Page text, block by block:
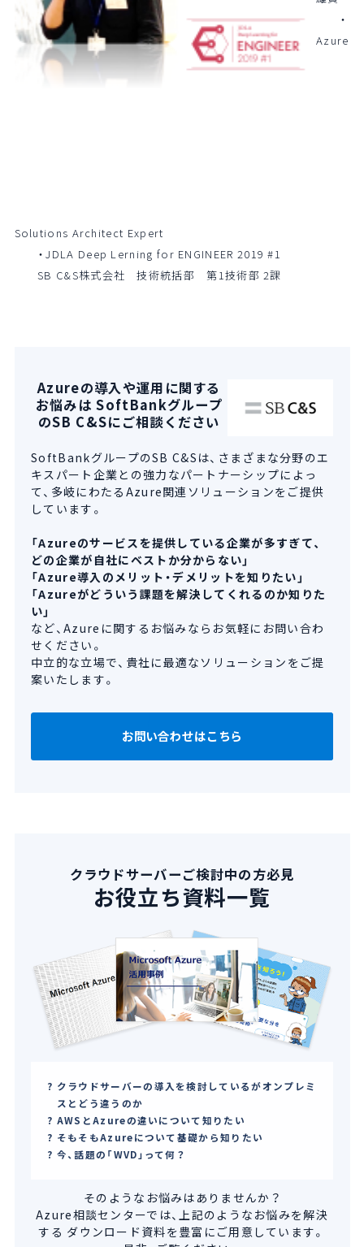
・
Azure
Solutions Architect Expert
・JDLA Deep Lerning for ENGINEER 2019 #1
SB C&S株式会社 技術統括部 第1技術部 2課
Azureの導入や運用に関する
お悩みは SoftBankグループ
のSB C&Sにご相談ください
SoftBankグループのSB C&Sは、さまざまな分野のエ
キスパート企業との強力なパートナーシップによっ
て、多岐にわたるAzure関連ソリューションをご提供
しています。
「Azureのサービスを提供している企業が多すぎて、
どの企業が自社にベストか分からない」
「Azure導入のメリット・デメリットを知りたい」
「Azureがどういう課題を解決してくれるのか知りた
い」
など、Azureに関するお悩みならお気軽にお問い合わ
せください。
中立的な立場で、貴社に最適なソリューションをご提
案いたします。
お問い合わせはこちら
クラウドサーバーご検討中の方必見
お役立ち資料一覧
クラウドサーバーの導入を検討しているがオンプレミ
スとどう違うのか
AWSとAzureの違いについて知りたい
そもそもAzureについて基礎から知りたい
今、話題の「WVD」って何？
そのようなお悩みはありませんか？
Azure相談センターでは、上記のようなお悩みを解決
する ダウンロード資料を豊富にご用意しています。